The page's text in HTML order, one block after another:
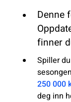
Denne
finner
Spiller
250 000
deg inn